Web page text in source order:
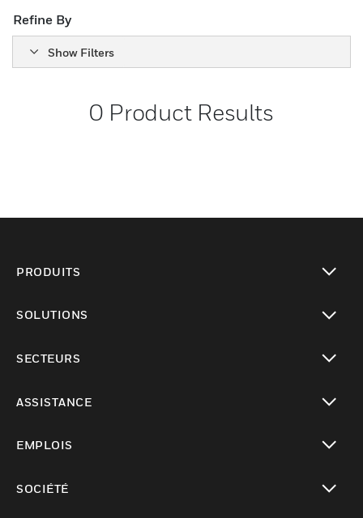
Refine By
Show Filters
0 Product Results
PRODUITS
SOLUTIONS
SECTEURS
ASSISTANCE
EMPLOIS
SOCIÉTÉ